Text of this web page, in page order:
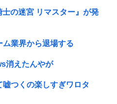
の迷宮 リマスター』が発
業界から退場する
消えたんやが
つくの楽しすぎワロタ